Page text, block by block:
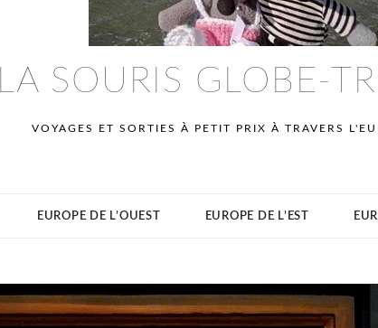
LA SOURIS GLOBE-
VOYAGES ET SORTIES À PETIT PRIX À TRAVERS
EUROPE DE L’OUEST EUROPE DE L’EST